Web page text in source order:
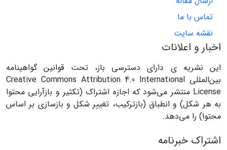
تماس با ما
نقشه سایت
اخبار و اعلانات
این نشریه ی دارای دسترسی باز، تحت قوانین گواهینامه
بین‌المللی Creative Commons Attribution 4.0 International
License منتشر می‌شود که اجازه اشتراک (تکثیر و بازآرایی محتوا
به هر شکل) و انطباق (بازترکیب، تغییر شکل و بازسازی بر اساس
محتوا) را می‌دهد.
اشتراک خبرنامه